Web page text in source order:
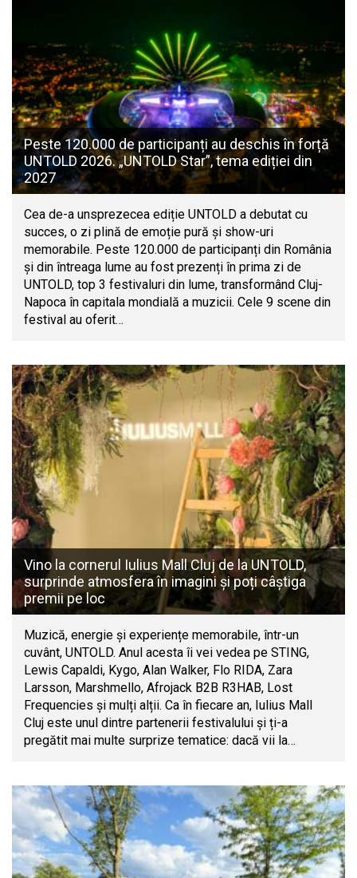
Peste 120.000 de participanți au deschis în forță
UNTOLD 2026. „UNTOLD Star”, tema ediției din
2027
Cea de-a unsprezecea ediție UNTOLD a debutat cu
succes, o zi plină de emoție pură și show-uri
memorabile. Peste 120.000 de participanți din România
și din întreaga lume au fost prezenți în prima zi de
UNTOLD, top 3 festivaluri din lume, transformând Cluj-
Napoca în capitala mondială a muzicii. Cele 9 scene din
festival au oferit…
Vino la cornerul Iulius Mall Cluj de la UNTOLD,
surprinde atmosfera în imagini și poți câștiga
premii pe loc
Muzică, energie și experiențe memorabile, într-un
cuvânt, UNTOLD. Anul acesta îi vei vedea pe STING,
Lewis Capaldi, Kygo, Alan Walker, Flo RIDA, Zara
Larsson, Marshmello, Afrojack B2B R3HAB, Lost
Frequencies și mulți alții. Ca în fiecare an, Iulius Mall
Cluj este unul dintre partenerii festivalului și ți-a
pregătit mai multe surprize tematice: dacă vii la…